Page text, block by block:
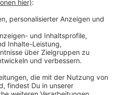
sind:
& rot (alternativ